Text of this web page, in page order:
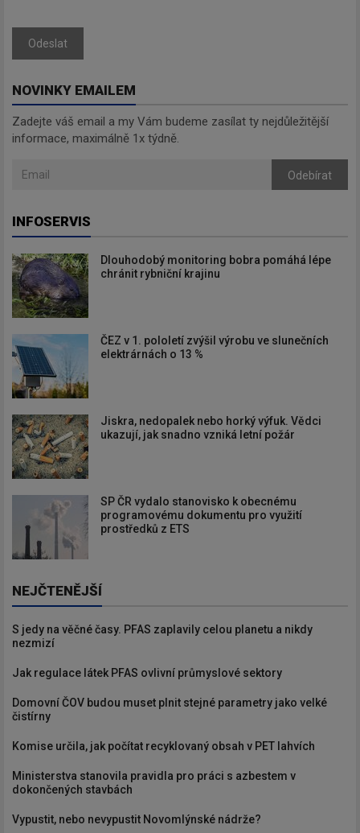
Odeslat
NOVINKY EMAILEM
Zadejte váš email a my Vám budeme zasílat ty nejdůležitější
informace, maximálně 1x týdně.
Odebírat
INFOSERVIS
Dlouhodobý monitoring bobra pomáhá lépe
chránit rybniční krajinu
ČEZ v 1. pololetí zvýšil výrobu ve slunečních
elektrárnách o 13 %
Jiskra, nedopalek nebo horký výfuk. Vědci
ukazují, jak snadno vzniká letní požár
SP ČR vydalo stanovisko k obecnému
programovému dokumentu pro využití
prostředků z ETS
NEJČTENĚJŠÍ
S jedy na věčné časy. PFAS zaplavily celou planetu a nikdy
nezmizí
Jak regulace látek PFAS ovlivní průmyslové sektory
Domovní ČOV budou muset plnit stejné parametry jako velké
čistírny
Komise určila, jak počítat recyklovaný obsah v PET lahvích
Ministerstva stanovila pravidla pro práci s azbestem v
dokončených stavbách
Vypustit, nebo nevypustit Novomlýnské nádrže?